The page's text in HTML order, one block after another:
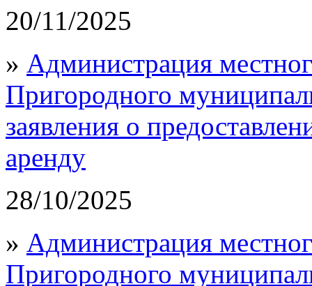
20/11/2025
» Администрация
Пригородного
заявления о
аренду
28/10/2025
» Администрация
Пригородного